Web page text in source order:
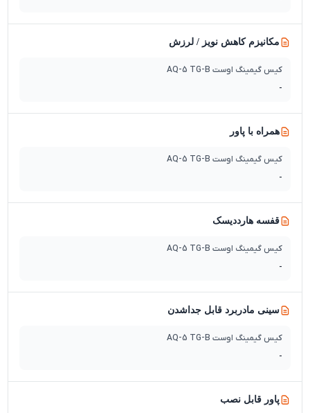
مکانیزم کاهش نویز / لرزش
کیس گیمینگ اوست AQ-5 TG-B
-
همراه با پاور
کیس گیمینگ اوست AQ-5 TG-B
-
قفسه هارددیسک
کیس گیمینگ اوست AQ-5 TG-B
-
سینی مادربرد قابل جداشدن
کیس گیمینگ اوست AQ-5 TG-B
-
پاور قابل نصب